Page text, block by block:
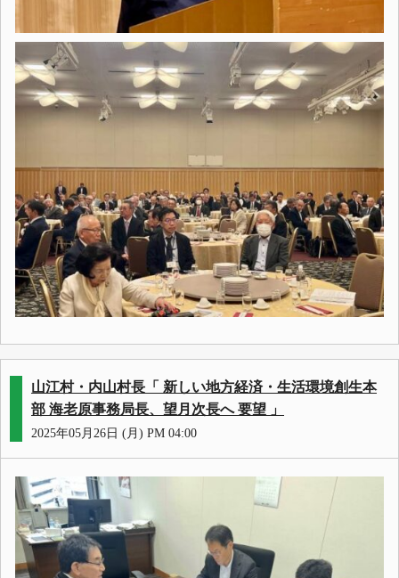
山江村・内山村長「 新しい地方経済・生活環境創生本
部 海老原事務局長、望月次長へ 要望 」
2025年05月26日 (月) PM 04:00